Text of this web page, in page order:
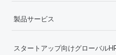
製品サービス
スタートアップ向けグローバル